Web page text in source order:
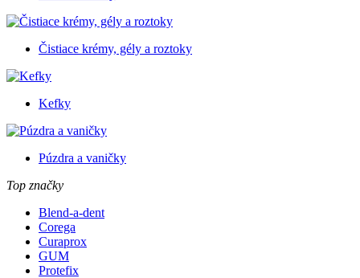
Čistiace krémy, gély a roztoky
Kefky
Púzdra a vaničky
Top značky
Blend-a-dent
Corega
Curaprox
GUM
Protefix